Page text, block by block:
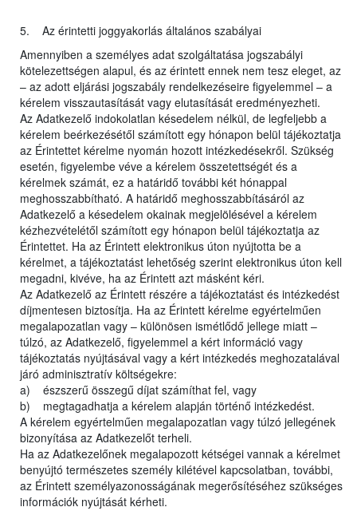
5. Az érintetti joggyakorlás általános szabályai
Amennyiben a személyes adat szolgáltatása jogszabályi
kötelezettségen alapul, és az érintett ennek nem tesz eleget, az
– az adott eljárási jogszabály rendelkezéseire figyelemmel – a
kérelem visszautasítását vagy elutasítását eredményezheti.
Az Adatkezelő indokolatlan késedelem nélkül, de legfeljebb a
kérelem beérkezésétől számított egy hónapon belül tájékoztatja
az Érintettet kérelme nyomán hozott intézkedésekről. Szükség
esetén, figyelembe véve a kérelem összetettségét és a
kérelmek számát, ez a határidő további két hónappal
meghosszabbítható. A határidő meghosszabbításáról az
Adatkezelő a késedelem okainak megjelölésével a kérelem
kézhezvételétől számított egy hónapon belül tájékoztatja az
Érintettet. Ha az Érintett elektronikus úton nyújtotta be a
kérelmet, a tájékoztatást lehetőség szerint elektronikus úton kell
megadni, kivéve, ha az Érintett azt másként kéri.
Az Adatkezelő az Érintett részére a tájékoztatást és intézkedést
díjmentesen biztosítja. Ha az Érintett kérelme egyértelműen
megalapozatlan vagy – különösen ismétlődő jellege miatt –
túlzó, az Adatkezelő, figyelemmel a kért információ vagy
tájékoztatás nyújtásával vagy a kért intézkedés meghozatalával
járó adminisztratív költségekre:
a) észszerű összegű díjat számíthat fel, vagy
b) megtagadhatja a kérelem alapján történő intézkedést.
A kérelem egyértelműen megalapozatlan vagy túlzó jellegének
bizonyítása az Adatkezelőt terheli.
Ha az Adatkezelőnek megalapozott kétségei vannak a kérelmet
benyújtó természetes személy kilétével kapcsolatban, további,
az Érintett személyazonosságának megerősítéséhez szükséges
információk nyújtását kérheti.